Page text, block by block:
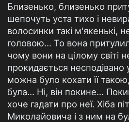
Близенько, близенько
шепочуть уста тихо і
волосинки такі м'якенькі,
головою... То вона
чому вони на цілому світі
прокидається несподівано
можна було кохати її
була... Ні, він покине...
хоче гадати про неї. Хіба
Миколайовича і з ним на